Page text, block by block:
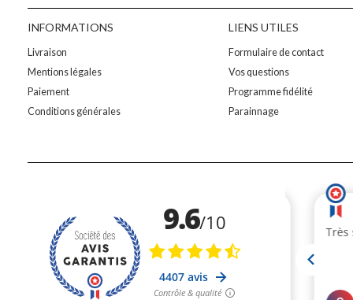
INFORMATIONS
Livraison
Mentions légales
Paiement
Conditions générales
LIENS UTILES
Formulaire de contact
Vos questions
Programme fidélité
Parainnage